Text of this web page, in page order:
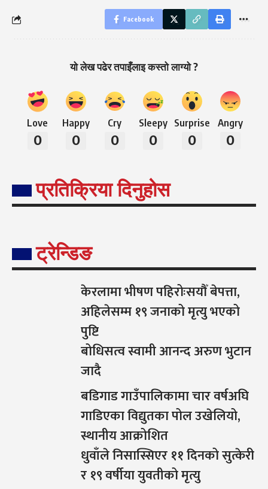
Facebook
यो लेख पढेर तपाइँलाइ कस्तो लाग्यो ?
Love
0
Happy
0
Cry
0
Sleepy
0
Surprise
0
Angry
0
प्रतिक्रिया दिनुहोस
ट्रेन्डिङ
केरलामा भीषण पहिरोःसयौँ बेपत्ता,
अहिलेसम्म १९ जनाको मृत्यु भएको
पुष्टि
बोधिसत्व स्वामी आनन्द अरुण भुटान
जादै
बडिगाड गाउँपालिकामा चार वर्षअघि
गाडिएका विद्युतका पोल उखेलियो,
स्थानीय आक्रोशित
धुवाँले निसास्सिएर ११ दिनको सुत्केरी
र १९ वर्षीया युवतीको मृत्यु